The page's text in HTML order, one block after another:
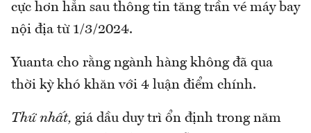
cực hơn hẳn sau thông tin tăng trần vé máy bay
nội địa từ 1/3/2024.
Yuanta cho rằng ngành hàng không đã qua
thời kỳ khó khăn với 4 luận điểm chính.
Thứ nhất, giá dầu duy trì ổn định trong năm